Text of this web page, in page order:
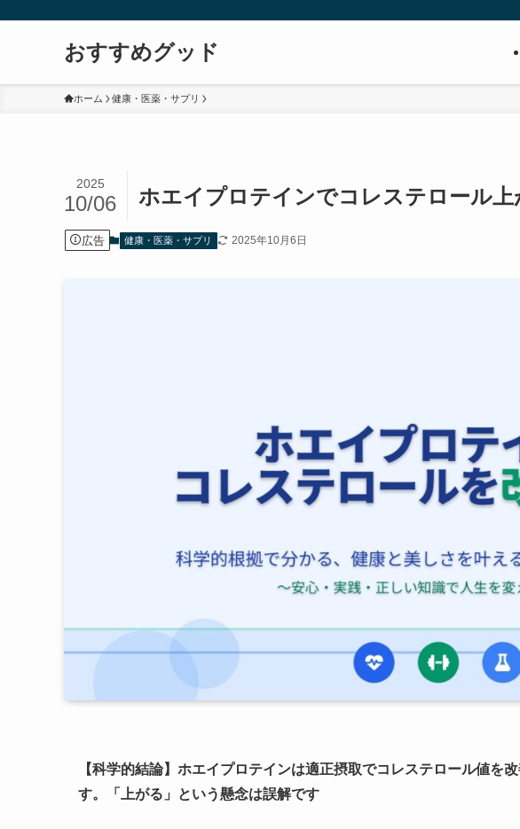
おすすめグッド
ホーム 健康・医薬・サプリ
ホエイプロテインでコレステロール
2025
10/06
広告 健康・医薬・サプリ 2025年10月6日
【科学的結論】ホエイプロテインは適正摂取でコレステロール値を
す。「上がる」という懸念は誤解です